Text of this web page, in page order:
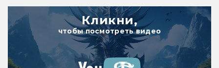
Кликни,
чтобы посмотреть видео